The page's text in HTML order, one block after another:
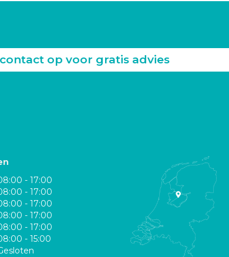
op voor gratis advies
- 17:00
- 17:00
- 17:00
- 17:00
- 17:00
- 15:00